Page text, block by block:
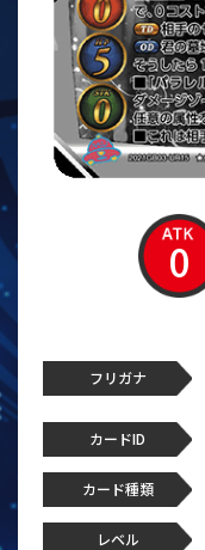
0
フリガナ
カードID
カード種類
レベル